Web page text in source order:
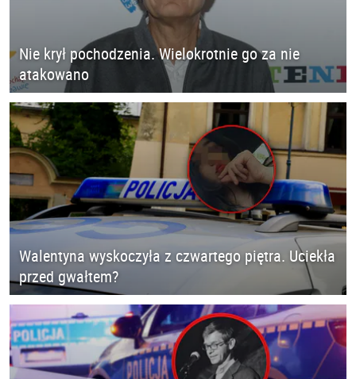
Nie krył pochodzenia. Wielokrotnie go za nie
atakowano
Walentyna wyskoczyła z czwartego piętra. Uciekła
przed gwałtem?